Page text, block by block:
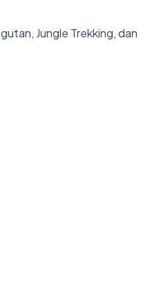
Jungle Trekking, dan